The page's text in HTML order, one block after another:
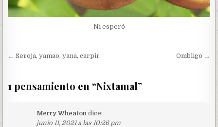
Ni esperó
Navegación
entradas
← Seroja, yamao, yana, carpir Ombligo →
1 pensamiento en “Nixtamal”
Merry Wheaton dice:
junio 11, 2021 a las 10:26 pm